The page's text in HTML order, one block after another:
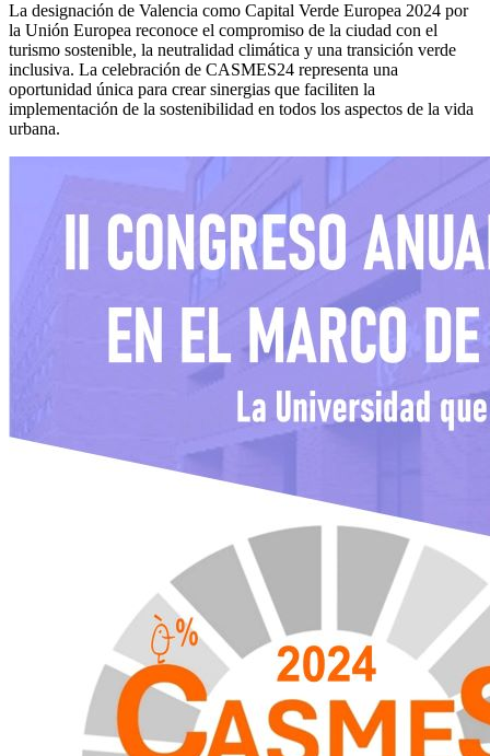
La designación de Valencia como Capital Verde Europea 2024 por
la Unión Europea reconoce el compromiso de la ciudad con el
turismo sostenible, la neutralidad climática y una transición verde
inclusiva. La celebración de CASMES24 representa una
oportunidad única para crear sinergias que faciliten la
implementación de la sostenibilidad en todos los aspectos de la vida
urbana.